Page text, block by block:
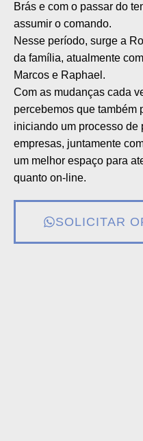
Brás e com o passar do
assumir o comando.
Nesse período, surge a
da família, atualmente
Marcos e Raphael.
Com as mudanças cada
percebemos que também
iniciando um processo
empresas, juntamente
um melhor espaço para
quanto on-line.
SOLICITAR